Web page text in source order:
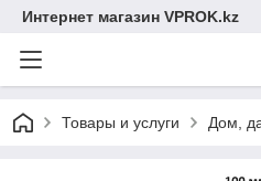
Интернет магазин VPROK.kz
Товары и услуги Дом,